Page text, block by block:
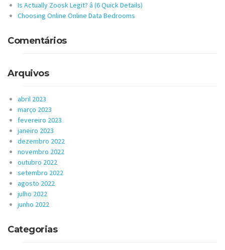
Is Actually Zoosk Legit? â (6 Quick Details)
Choosing Online Online Data Bedrooms
Comentários
Arquivos
abril 2023
março 2023
fevereiro 2023
janeiro 2023
dezembro 2022
novembro 2022
outubro 2022
setembro 2022
agosto 2022
julho 2022
junho 2022
Categorias